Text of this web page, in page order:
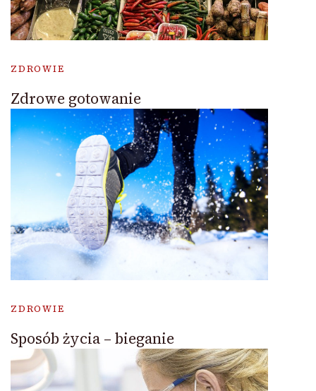
ZDROWIE
Zdrowe gotowanie
ZDROWIE
Sposób życia – bieganie